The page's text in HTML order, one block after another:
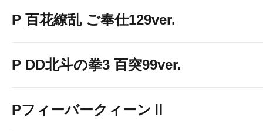
P 百花繚乱 ご奉仕129ver.
P DD北斗の拳3 百突99ver.
PフィーバークィーンⅡ